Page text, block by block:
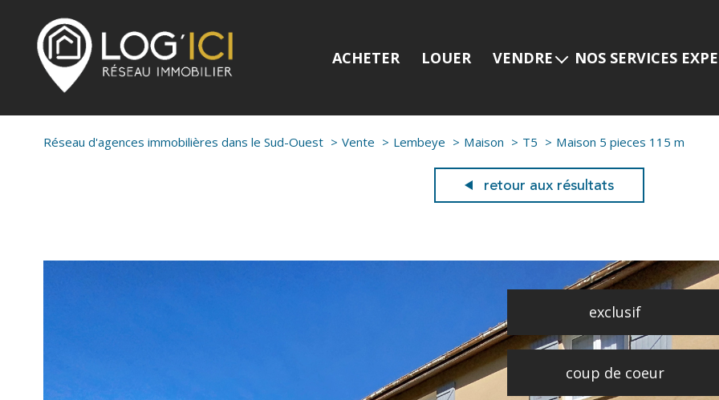
ACHETER LOUER VENDRE
Nos dernières ventes
NOS SERVICES
Viager
Réseau d'agences immobilières dans le Sud-Ouest Vente Lembeye Maison T5 Maison 5 pieces 115 m
retour aux résultats
exclusif
coup de coeur